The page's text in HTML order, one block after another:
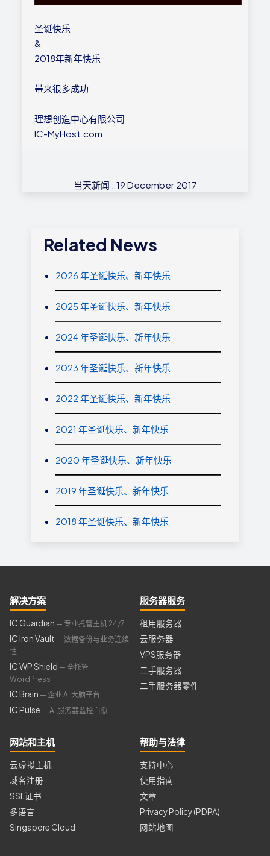
圣诞快乐
&
2018年新年快乐
带来很多成功
理想创造中心有限公司
IC-MyHost.com
当天新闻 : 19 December 2017
Related News
2026 年圣诞快乐、新年快乐
2025 年圣诞快乐、新年快乐
2024 年圣诞快乐、新年快乐
2023 年圣诞快乐、新年快乐
2022 年圣诞快乐、新年快乐
2021 年圣诞快乐、新年快乐
2020 年圣诞快乐、新年快乐
2019 年圣诞快乐、新年快乐
2018 年圣诞快乐、新年快乐
解决方案
IC Guardian — 专业托管主机 24/7
IC Iron Vault — 数据备份与业务连续
性
IC WP Shield — 全托管
WordPress
IC Brain — 企业 AI 大脑平台
IC Pulse — AI 服务器监控自愈
服务器服务
租用服务器
云服务器
VPS服务器
二手服务器
二手服务器零件
网站和主机
云虚拟主机
域名注册
SSL证书
多语言
Singapore Cloud
帮助与法律
支持中心
使用指南
文章
Privacy Policy (PDPA)
网站地图